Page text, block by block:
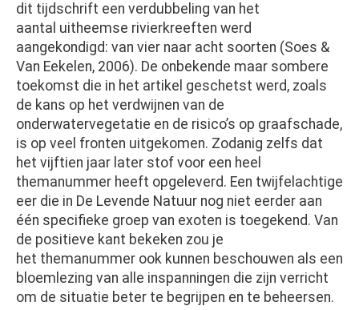
dit tijdschrift een verdubbeling van het
aantal uitheemse rivierkreeften werd
aangekondigd: van vier naar acht soorten (Soes &
Van Eekelen, 2006). De onbekende maar sombere
toekomst die in het artikel geschetst werd, zoals
de kans op het verdwijnen van de
onderwatervegetatie en de risico’s op graafschade,
is op veel fronten uitgekomen. Zodanig zelfs dat
het vijftien jaar later stof voor een heel
themanummer heeft opgeleverd. Een twijfelachtige
eer die in De Levende Natuur nog niet eerder aan
één specifieke groep van exoten is toegekend. Van
de positieve kant bekeken zou je
het themanummer ook kunnen beschouwen als een
bloemlezing van alle inspanningen die zijn verricht
om de situatie beter te begrijpen en te beheersen.